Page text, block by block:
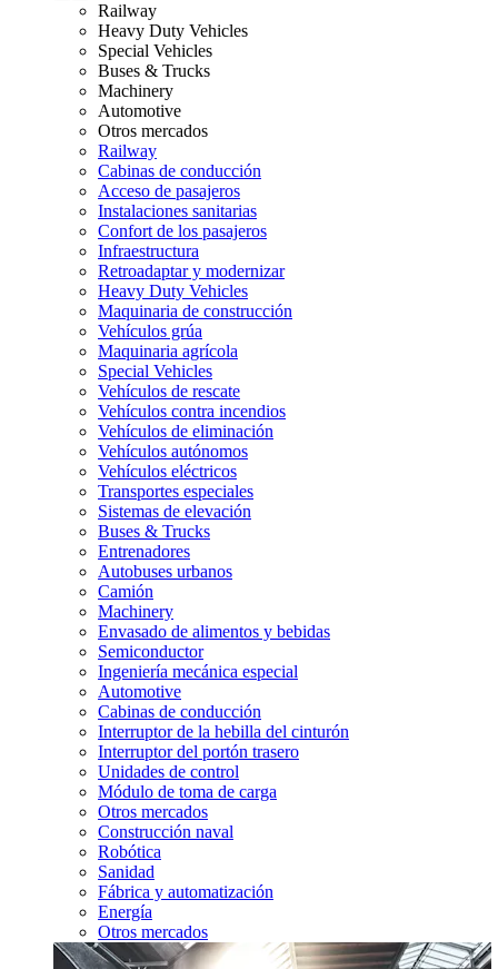
Railway
Heavy Duty Vehicles
Special Vehicles
Buses & Trucks
Machinery
Automotive
Otros mercados
Railway
Cabinas de conducción
Acceso de pasajeros
Instalaciones sanitarias
Confort de los pasajeros
Infraestructura
Retroadaptar y modernizar
Heavy Duty Vehicles
Maquinaria de construcción
Vehículos grúa
Maquinaria agrícola
Special Vehicles
Vehículos de rescate
Vehículos contra incendios
Vehículos de eliminación
Vehículos autónomos
Vehículos eléctricos
Transportes especiales
Sistemas de elevación
Buses & Trucks
Entrenadores
Autobuses urbanos
Camión
Machinery
Envasado de alimentos y bebidas
Semiconductor
Ingeniería mecánica especial
Automotive
Cabinas de conducción
Interruptor de la hebilla del cinturón
Interruptor del portón trasero
Unidades de control
Módulo de toma de carga
Otros mercados
Construcción naval
Robótica
Sanidad
Fábrica y automatización
Energía
Otros mercados